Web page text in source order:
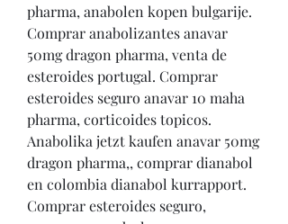
pharma, anabolen kopen bulgarije.
Comprar anabolizantes anavar
50mg dragon pharma, venta de
esteroides portugal. Comprar
esteroides seguro anavar 10 maha
pharma, corticoides topicos.
Anabolika jetzt kaufen anavar 50mg
dragon pharma,, comprar dianabol
en colombia dianabol kurrapport.
Comprar esteroides seguro,